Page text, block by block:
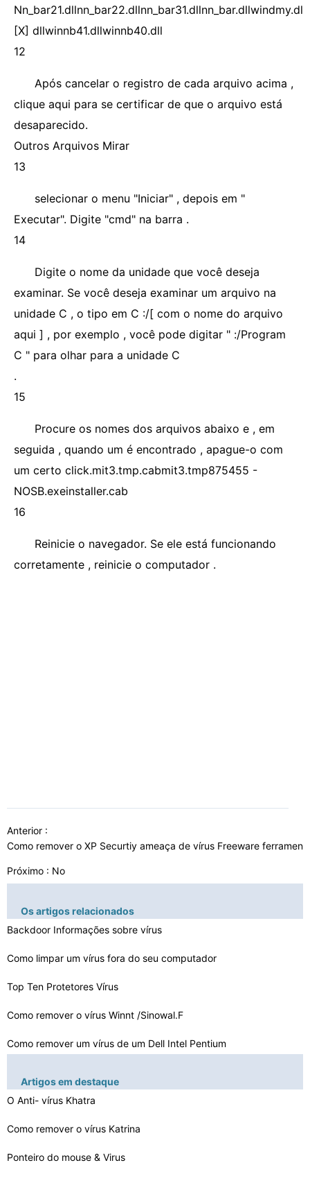
[X] dllwinnb41.dllwinnb40.dll
12
Após cancelar o registro de cada arquivo acima ,
clique aqui para se certificar de que o arquivo está
desaparecido.
Outros Arquivos Mirar
13
selecionar o menu "Iniciar" , depois em "
Executar". Digite "cmd" na barra .
14
Digite o nome da unidade que você deseja
examinar. Se você deseja examinar um arquivo na
unidade C , o tipo em C :/[ com o nome do arquivo
aqui ] , por exemplo , você pode digitar " :/Program
C " para olhar para a unidade C
.
15
Procure os nomes dos arquivos abaixo e , em
seguida , quando um é encontrado , apague-o com
um certo click.mit3.tmp.cabmit3.tmp875455 -
NOSB.exeinstaller.cab
16
Reinicie o navegador. Se ele está funcionando
corretamente , reinicie o computador .
Anterior :
Como remover o XP Securtiy ameaça de vírus Freeware
Próximo : No
Os artigos relacionados
Backdoor Informações sobre vírus
Como limpar um vírus fora do seu computador
Top Ten Protetores Vírus
Como remover o vírus Winnt /Sinowal.F
Como remover um vírus de um Dell Intel Pentium
Como remover um vírus Global.exe
Como remover o vírus de morango de Baguio
Artigos em destaque
O Anti- vírus Khatra
Como remover o vírus Katrina
Ponteiro do mouse & Virus